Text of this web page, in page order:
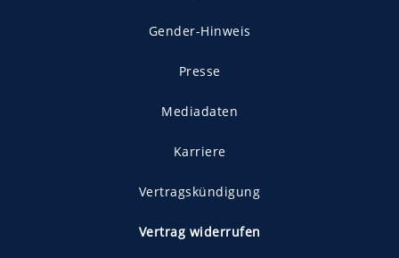
Gender-Hinweis
Presse
Mediadaten
Karriere
Vertragskündigung
Vertrag widerrufen